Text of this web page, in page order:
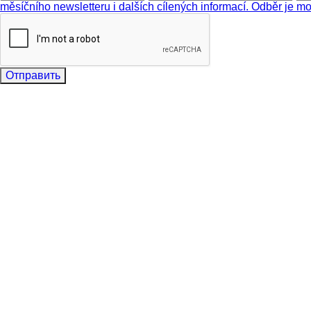
měsíčního newsletteru i dalších cílených informací. Odběr je
Отправить